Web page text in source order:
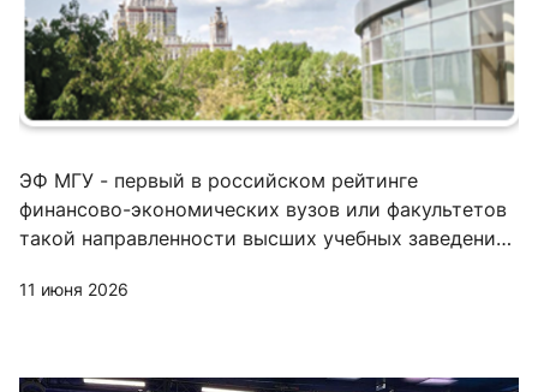
ЭФ МГУ - первый в российском рейтинге
финансово-экономических вузов или факультетов
такой направленности высших учебных заведений
11 июня 2026